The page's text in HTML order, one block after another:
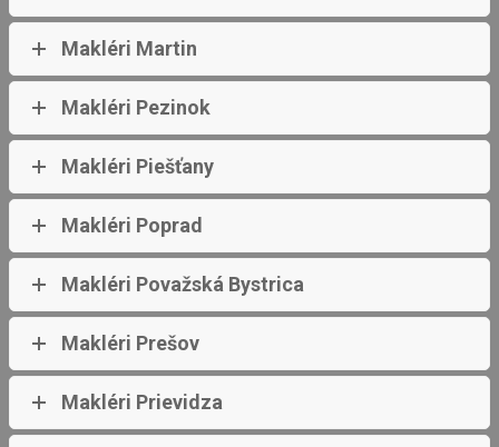
Makléri Martin
Makléri Pezinok
Makléri Piešťany
Makléri Poprad
Makléri Považská Bystrica
Makléri Prešov
Makléri Prievidza